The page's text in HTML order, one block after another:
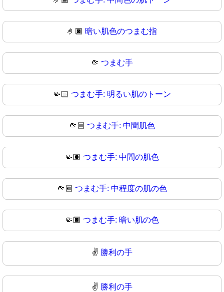
🤌🏿 暗い肌色のつまむ指
🤏 つまむ手
🤏🏻 つまむ手: 明るい肌のトーン
🤏🏼 つまむ手: 中間肌色
🤏🏽 つまむ手: 中間の肌色
🤏🏾 つまむ手: 中程度の肌の色
🤏🏿 つまむ手: 暗い肌の色
✌️ 勝利の手
✌ 勝利の手